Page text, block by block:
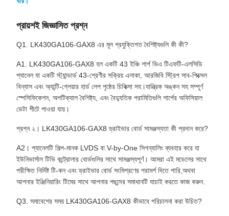
প্রায়শই জিজ্ঞাসিত প্রশ্ন
Q1. LK430GA106-GAX8 এর মূল প্রযুক্তিগত বৈশিষ্ট্যগুলি কী কী?
A1. LK430GA106-GAX8 হল একটি 43 ইঞ্চি শার্প ভিএ টিএফটি-এলসিডি
প্যানেল যা একটি স্ট্যান্ডার্ড 43-শ্রেণীর সক্রিয় এলাকা, আরজিবি স্ট্রিপ সাব-পিক্সেল
বিন্যাস এবং অ্যান্টি-গ্লেয়ার হার্ড লেপ পৃষ্ঠের চিকিত্সা সহ।যান্ত্রিক অঙ্কন সহ সম্পূর্ণ
স্পেসিফিকেশন, অপটিক্যাল বৈশিষ্ট্য, এবং বৈদ্যুতিক পরামিতিগুলি শার্পের অফিসিয়াল
ডেটা শীটে পাওয়া যায়।
প্রশ্ন ২। LK430GA106-GAX8 ড্রাইভার বোর্ড সামঞ্জস্যতা কী প্রদান করে?
A2। প্যানেলটি শিল্প-মানক LVDS বা V-by-One সিগন্যালিং ব্যবহার করে যা
ইউনিভার্সাল টিভি কন্ট্রোলার বোর্ডগুলির সাথে সামঞ্জস্যপূর্ণ। আমরা এই মডেলের সাথে
পরীক্ষিত নির্দিষ্ট টি-কন এবং ড্রাইভার বোর্ড সংমিশ্রণের পরামর্শ দিতে পারি,অথবা
আপনার ইঞ্জিনিয়ারিং টিমের সাথে আপনার পছন্দের সমাধানটি যাচাই করতে কাজ করুন.
Q3. সমাবেশের সময় LK430GA106-GAX8 কীভাবে পরিচালনা করা উচিত?